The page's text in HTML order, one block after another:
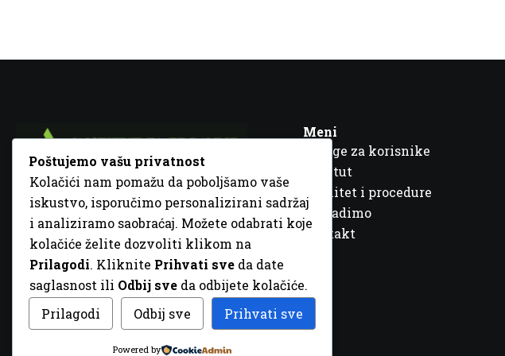
Fra Ivana Jukića br. 2, 72000 Zenica, BiH
+387 32 448 001
info@inz.ba
http://www.inz.ba
Meni
Usluge za korisnike
Institut
Kvalitet i procedure
Šta radimo
Kontakt
© 2026 Sva prava zadržana. DizajnGordonDM
Poštujemo vašu privatnost
Kolačići nam pomažu da poboljšamo vaše
iskustvo, isporučimo personalizirani sadržaj
i analiziramo saobraćaj. Možete odabrati koje
kolačiće želite dozvoliti klikom na
Prilagodi. Kliknite Prihvati sve da date
saglasnost ili Odbij sve da odbijete kolačiće.
Prilagodi
Odbij sve Prihvati sve
Powered by